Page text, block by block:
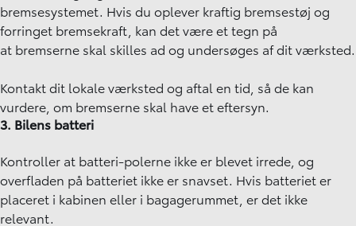
bremsesystemet. Hvis du oplever kraftig bremsestøj og
forringet bremsekraft, kan det være et tegn på
at bremserne skal skilles ad og undersøges af dit værksted.
Kontakt dit lokale værksted og aftal en tid, så de kan
vurdere, om bremserne skal have et eftersyn.
3. Bilens batteri
Kontroller at batteri-polerne ikke er blevet irrede, og
overfladen på batteriet ikke er snavset. Hvis batteriet er
placeret i kabinen eller i bagagerummet, er det ikke
relevant.